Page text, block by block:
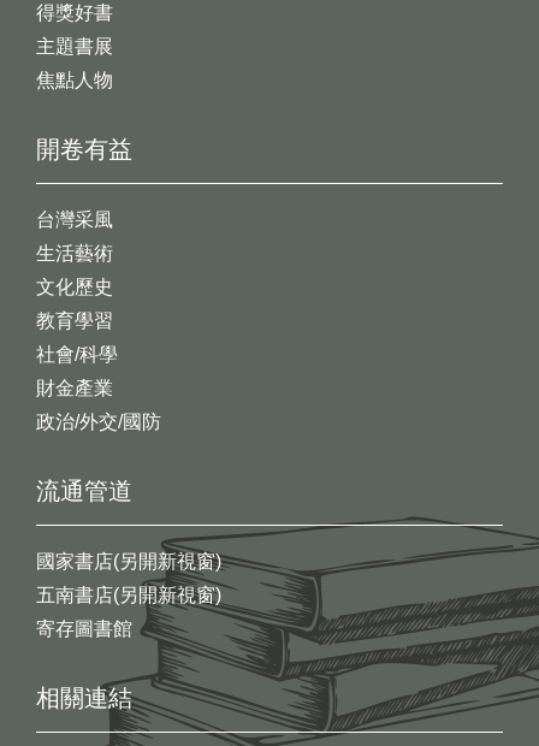
開卷有益
台灣采風
生活藝術
文化歷史
教育學習
社會/科學
財金產業
政治/外交/國防
得獎好書
主題書展
焦點人物
流通管道
國家書店(另開新視窗)
五南書店(另開新視窗)
寄存圖書館
相關連結